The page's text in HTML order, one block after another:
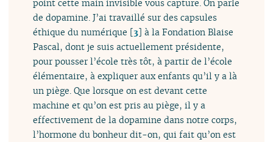
point cette main invisible vous capture. On parle
de dopamine. J’ai travaillé sur des capsules
éthique du numérique [3] à la Fondation Blaise
Pascal, dont je suis actuellement présidente,
pour pousser l’école très tôt, à partir de l’école
élémentaire, à expliquer aux enfants qu’il y a là
un piège. Que lorsque on est devant cette
machine et qu’on est pris au piège, il y a
effectivement de la dopamine dans notre corps,
l’hormone du bonheur dit-on, qui fait qu’on est